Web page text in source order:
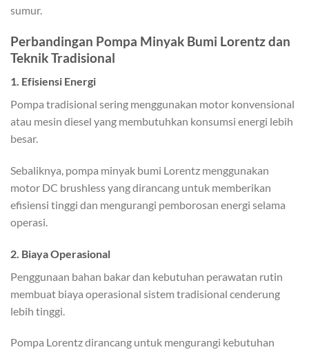
sumur.
Perbandingan Pompa Minyak Bumi Lorentz dan
Teknik Tradisional
1. Efisiensi Energi
Pompa tradisional sering menggunakan motor konvensional
atau mesin diesel yang membutuhkan konsumsi energi lebih
besar.
Sebaliknya, pompa minyak bumi Lorentz menggunakan
motor DC brushless yang dirancang untuk memberikan
efisiensi tinggi dan mengurangi pemborosan energi selama
operasi.
2. Biaya Operasional
Penggunaan bahan bakar dan kebutuhan perawatan rutin
membuat biaya operasional sistem tradisional cenderung
lebih tinggi.
Pompa Lorentz dirancang untuk mengurangi kebutuhan